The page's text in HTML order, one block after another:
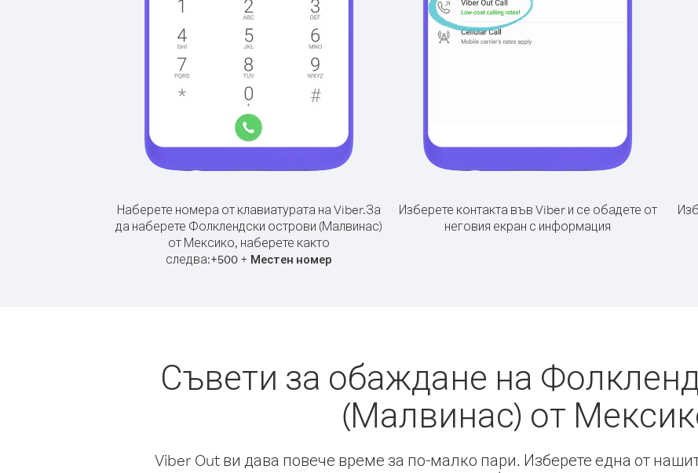
Наберете номера от клавиатурата на Viber.За
да наберете Фолклендски острови (Малвинас)
от Мексико, наберете както
следва:+500 + Местен номер
Изберете контакта във Viber и се обадете от
неговия екран с информация
Съвети за обаждане на
(Малвинас) от
Viber Out ви дава повече време за по-малко пари. Изберете една от